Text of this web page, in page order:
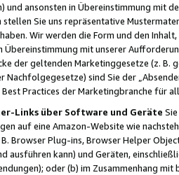
und ansonsten in Übereinstimmung mit
stellen Sie uns repräsentative
Wir werden die Form und den
Übereinstimmung mit unserer
der geltenden Marketinggesetze (z. B.
Nachfolgegesetze) sind Sie der
Practices der Marketingbranche für
Links über Software und Geräte
auf eine Amazon-Website wie
Browser Plug-ins, Browser Helper
ausführen kann) und Geräten,
oder (b) im Zusammenhang